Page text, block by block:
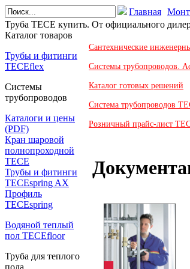
Главная
Труба TECE купить. От официального
Каталог товаров
Трубы и фитинги
TECEflex
Системы
трубопроводов
Каталоги и цены
(PDF)
Кран шаровой
полнопроходной
ТЕСЕ
Трубы и фитинги
TECEspring AX
Профиль
TECEspring
Водяной теплый
пол TECEfloor
Труба для теплого
пола
Сантехнические
Системы трубопроводов.
Каталог готовых решений
Система трубопроводов
Розничный прайс-лист